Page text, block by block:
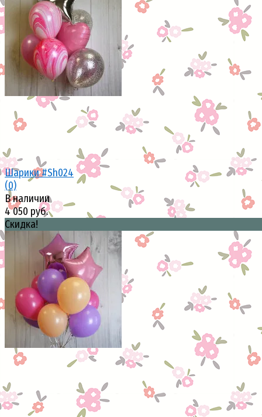
избранное сравнить
избранное сравнить
Шарики #Sh024
(0)
В наличии
4 050 руб.
Скидка!